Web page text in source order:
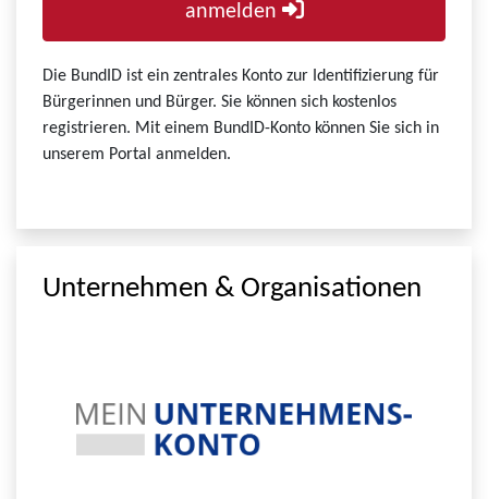
anmelden
Die BundID ist ein zentrales Konto zur Identifizierung für
Bürgerinnen und Bürger. Sie können sich kostenlos
registrieren. Mit einem BundID-Konto können Sie sich in
unserem Portal anmelden.
Unternehmen & Organisationen